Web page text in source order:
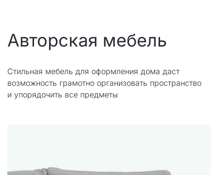
Авторская мебель
Стильная мебель для оформления дома даст
возможность грамотно организовать пространство
и упорядочить все предметы